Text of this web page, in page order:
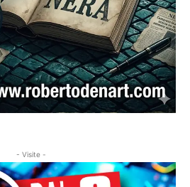
- Visite -